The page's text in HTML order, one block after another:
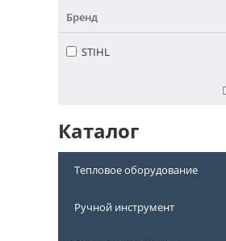
Бренд
STIHL
Каталог
Тепловое оборудование
Ручной инструмент